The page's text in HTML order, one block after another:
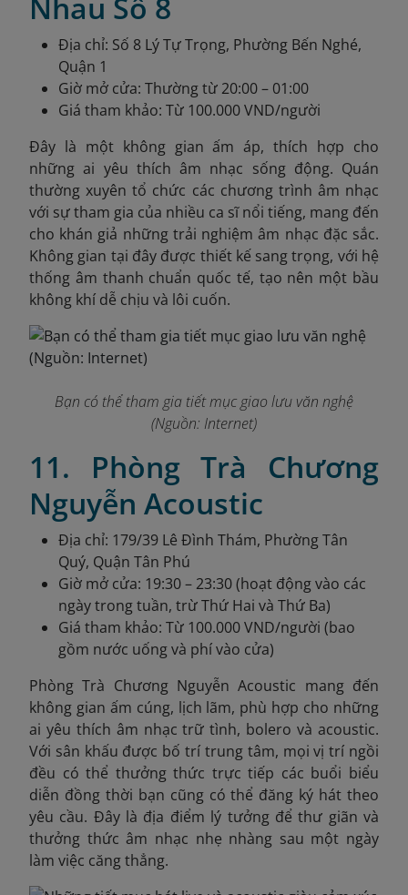
Địa chỉ: Số 8 Lý Tự Trọng, Phường Bến Nghé,
Quận 1
Giờ mở cửa: Thường từ 20:00 – 01:00
Giá tham khảo: Từ 100.000 VND/người
Đây là một không gian ấm áp, thích hợp cho
những ai yêu thích âm nhạc sống động. Quán
thường xuyên tổ chức các chương trình âm nhạc
với sự tham gia của nhiều ca sĩ nổi tiếng, mang đến
cho khán giả những trải nghiệm âm nhạc đặc sắc.
Không gian tại đây được thiết kế sang trọng, với hệ
thống âm thanh chuẩn quốc tế, tạo nên một bầu
không khí dễ chịu và lôi cuốn.
Bạn có thể tham gia tiết mục giao lưu văn nghệ
(Nguồn: Internet)
11. Phòng Trà Chương
Nguyễn Acoustic
Địa chỉ: 179/39 Lê Đình Thám, Phường Tân
Quý, Quận Tân Phú
Giờ mở cửa: 19:30 – 23:30 (hoạt động vào các
ngày trong tuần, trừ Thứ Hai và Thứ Ba)
Giá tham khảo: Từ 100.000 VND/người (bao
gồm nước uống và phí vào cửa)
Phòng Trà Chương Nguyễn Acoustic mang đến
không gian ấm cúng, lịch lãm, phù hợp cho những
ai yêu thích âm nhạc trữ tình, bolero và acoustic.
Với sân khấu được bố trí trung tâm, mọi vị trí ngồi
đều có thể thưởng thức trực tiếp các buổi biểu
diễn đồng thời bạn cũng có thể đăng ký hát theo
yêu cầu. Đây là địa điểm lý tưởng để thư giãn và
thưởng thức âm nhạc nhẹ nhàng sau một ngày
làm việc căng thẳng.